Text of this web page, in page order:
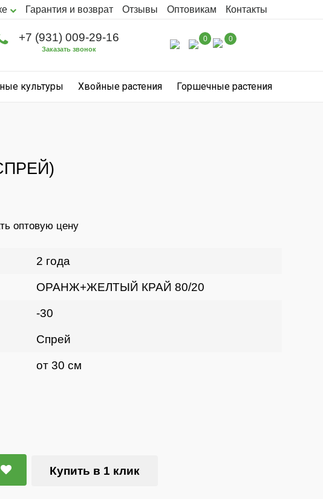
Гарантия и возврат Отзывы Оптовикам Контакты
+7 (931) 009-29-16
Заказать звонок
0 0
культуры Хвойные растения Горшечные растения
оптовую цену
2 года
ОРАНЖ+ЖЕЛТЫЙ КРАЙ 80/20
-30
Спрей
от 30 см
Купить в 1 клик